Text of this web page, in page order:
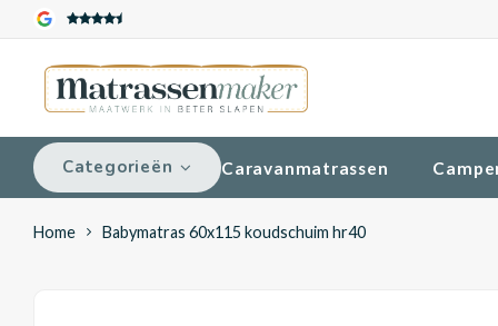
Categorieën Caravanmatrassen
Home Babymatras 60x115 koudschuim hr40